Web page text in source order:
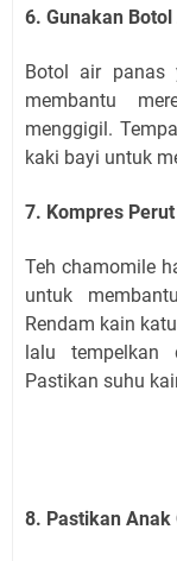
6. Gunakan
Botol air panas
membantu
menggigil.
kaki bayi untuk
7. Kompres
Teh chamomile
untuk
Rendam kain
lalu
Pastikan suhu
8. Pastikan